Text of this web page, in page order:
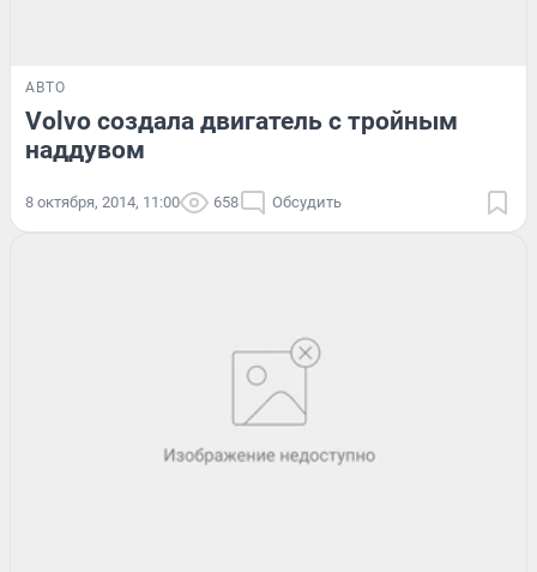
АВТО
Volvo создала двигатель с тройным
наддувом
8 октября, 2014, 11:00 658 Обсудить